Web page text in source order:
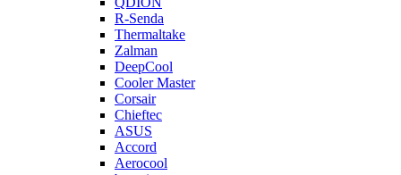
R-Senda
Thermaltake
Zalman
DeepCool
Cooler Master
Corsair
Chieftec
ASUS
Accord
Aerocool